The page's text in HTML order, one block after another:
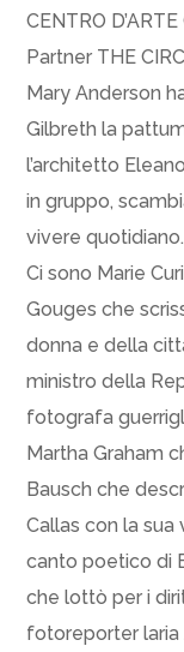
CENTRO
Partner THE
Mary Anderson
Gilbreth la
l’architetto
in gruppo,
vivere quotidiano.
Ci sono Marie
Gouges che
donna e della
ministro della
fotografa
Martha Graham
Bausch che
Callas con la
canto poetico di
che lottò per i
fotoreporter laria